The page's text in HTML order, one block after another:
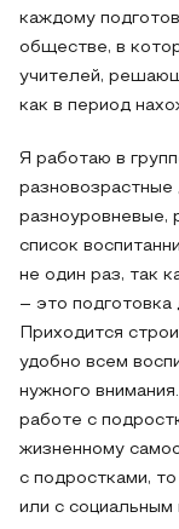
каждому
обществе, в
учителей,
как в период
Я работаю в
разноуровневые,
список
не один раз, так
– это подготовка
Приходится
удобно всем
нужного
работе с
жизненному
с подростками,
или с социальным